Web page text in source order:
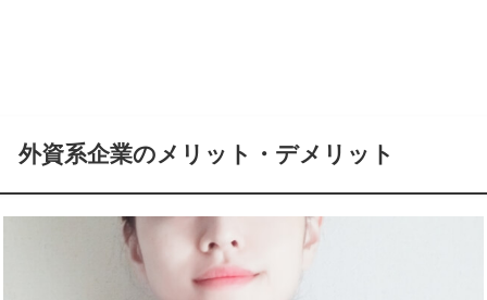
外資系企業のメリット・デメリット